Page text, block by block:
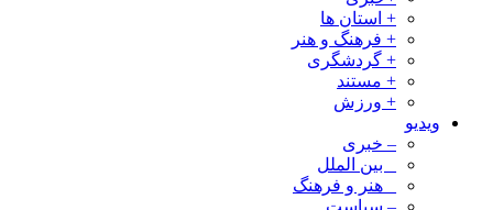
+ استان ها
+ فرهنگ و هنر
+ گردشگری
+ مستند
+ ورزش
ویدیو
– خبری
_ بین الملل
_ هنر و فرهنگ
– سیاست